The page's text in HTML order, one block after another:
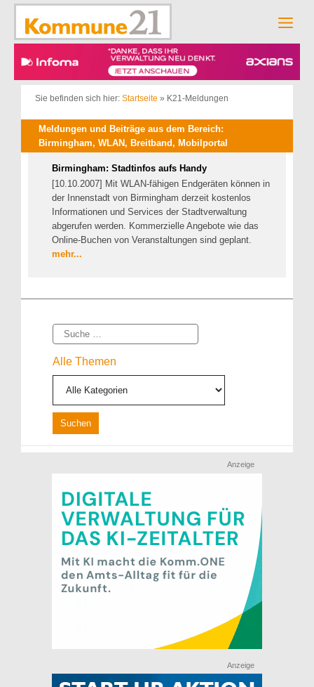
Zum
springen
Sie befinden sich hier: Startseite » K21-Meldungen
Meldungen und Beiträge aus dem Bereich:
Birmingham, WLAN, Breitband, Mobilportal
Birmingham: Stadtinfos aufs Handy
[10.10.2007] Mit WLAN-fähigen Endgeräten können in
der Innenstadt von Birmingham derzeit kostenlos
Informationen und Services der Stadtverwaltung
abgerufen werden. Kommerzielle Angebote wie das
Online-Buchen von Veranstaltungen sind geplant.
mehr...
Suche
Alle Themen
Anzeige
Anzeige